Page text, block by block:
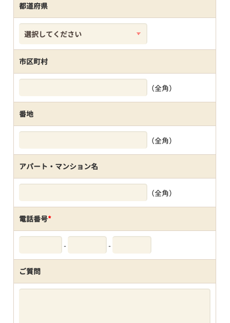
都道府県
市区町村
（全角）
番地
（全角）
アパート・マンション名
（全角）
電話番号*
- -
ご質問